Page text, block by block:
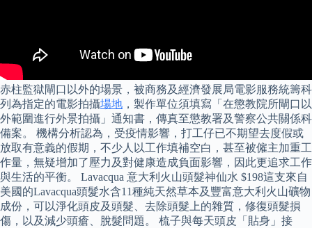
赤柱監獄閘口以外的場景，被商務及經濟發展局電影服務統籌科
列為指定的電影拍攝場地 ，製作單位須填寫「在懲教院所閘口以
外範圍進行外景拍攝」通知書，傳真至懲教署及警察公共關係科
備案。 機構分析認為，受疫情影響，打工仔已不期望去度假或
放取有意義的假期，不少人以工作填補空白，甚至被僱主加重工
作量，無疑增加了壓力及對健康造成負面影響，因此更追求工作
與生活的平衡。 Lavacqua 意大利火山頭髮神仙水 $198這支來自
美國的Lavacqua頭髮水含11種純天然草本及豐富意大利火山礦物
成份，可以淨化頭皮及頭髮、去除頭髮上的雜質，修復頭髮損
傷，以及減少頭瘡、脫髮問題。 梳子與每天頭皮「貼身」接